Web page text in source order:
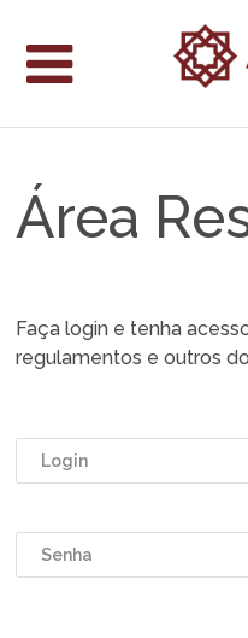
Área
Faça login e tenha
regulamentos e outros